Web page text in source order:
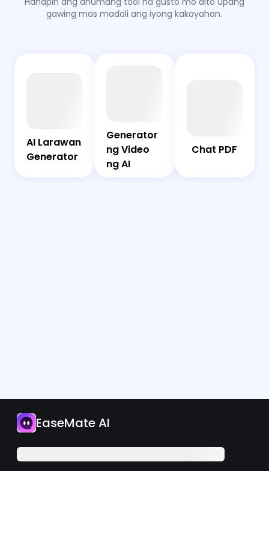
App
gawing mas madali ang iyong kakayahan.
AI Larawan
Generator
Generator
ng Video
ng AI
Chat PDF
Larawan
Generator
Generator
ng Video
ng AI
EaseMate AI